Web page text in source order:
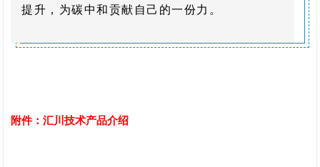
提升，为碳中和贡献自己的一份力。
附件：汇川技术产品介绍